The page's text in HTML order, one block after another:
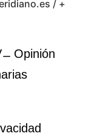
/ +
Opinión